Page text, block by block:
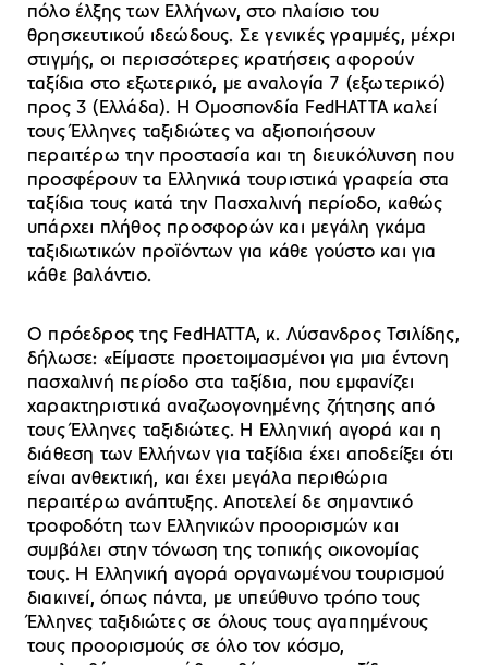
πόλο έλξης των Ελλήνων, στο πλαίσιο του
θρησκευτικού ιδεώδους. Σε γενικές γραμμές, μέχρι
στιγμής, οι περισσότερες κρατήσεις αφορούν
ταξίδια στο εξωτερικό, με αναλογία 7 (εξωτερικό)
προς 3 (Ελλάδα). Η Ομοσπονδία FedHATTA καλεί
τους Έλληνες ταξιδιώτες να αξιοποιήσουν
περαιτέρω την προστασία και τη διευκόλυνση που
προσφέρουν τα Ελληνικά τουριστικά γραφεία στα
ταξίδια τους κατά την Πασχαλινή περίοδο, καθώς
υπάρχει πλήθος προσφορών και μεγάλη γκάμα
ταξιδιωτικών προϊόντων για κάθε γούστο και για
κάθε βαλάντιο.
Ο πρόεδρος της FedHATTA, κ. Λύσανδρος Τσιλίδης,
δήλωσε: «Είμαστε προετοιμασμένοι για μια έντονη
πασχαλινή περίοδο στα ταξίδια, που εμφανίζει
χαρακτηριστικά αναζωογονημένης ζήτησης από
τους Έλληνες ταξιδιώτες. Η Ελληνική αγορά και η
διάθεση των Ελλήνων για ταξίδια έχει αποδείξει ότι
είναι ανθεκτική, και έχει μεγάλα περιθώρια
περαιτέρω ανάπτυξης. Αποτελεί δε σημαντικό
τροφοδότη των Ελληνικών προορισμών και
συμβάλει στην τόνωση της τοπικής οικονομίας
τους. Η Ελληνική αγορά οργανωμένου τουρισμού
διακινεί, όπως πάντα, με υπεύθυνο τρόπο τους
Έλληνες ταξιδιώτες σε όλους τους αγαπημένους
τους προορισμούς σε όλο τον κόσμο,